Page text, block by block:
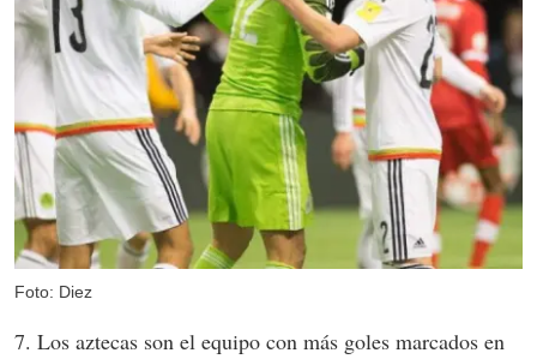
Foto: Diez
7. Los aztecas son el equipo con más goles marcados en